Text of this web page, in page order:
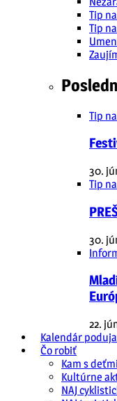
Tip
Tip
Tip
30.
Tip
30.
22.
Kalendár
Čo robiť
Kam s deťmi
Kultúrne
NAJ